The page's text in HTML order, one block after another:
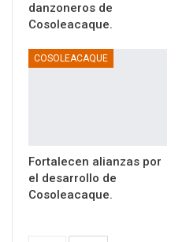
danzoneros de
Cosoleacaque.
COSOLEACAQUE
Fortalecen alianzas por
el desarrollo de
Cosoleacaque.